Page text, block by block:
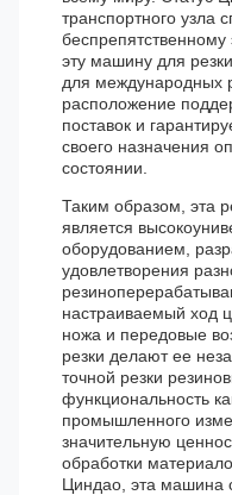
транспортного узла
эту машину для
для международных
расположение
поставок и
своего назначения
состоянии.
Таким образом, эта
является
оборудованием,
удовлетворения
настраиваемый ход
ножа и передовые
резки делают ее
точной резки
функциональность
промышленного
значительную
обработки
Циндао, эта машина